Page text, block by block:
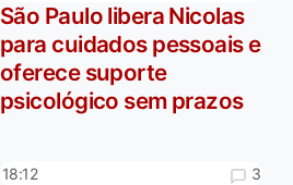
São Paulo libera Nicolas
para cuidados pessoais e
oferece suporte
psicológico sem prazos
18:12 3